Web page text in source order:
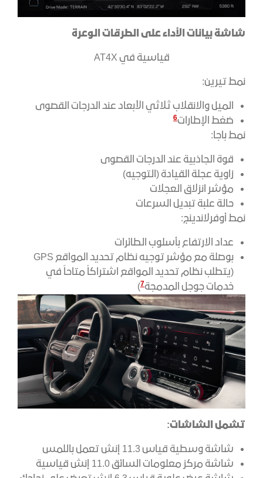
شاشة بيانات الأداء على الطرقات الوعرة
قياسية في AT4X
نمط تيرين:
الميل والانقلاب ثلاثي الأبعاد عند الدرجات القصوى
ضغط الإطارات6
نمط باجا:
قوة الجاذبية عند الدرجات القصوى
زاوية عجلة القيادة (التوجيه)
مؤشر انزلاق العجلات
حالة علبة تبديل السرعات
نمط أوفرلاندينج:
عداد الارتفاع بأسلوب الطائرات
بوصلة مع مؤشر توجيه نظام تحديد المواقع GPS
(يتطلب نظام تحديد المواقع اشتراكاً متاحاً في
خدمات جوجل المدمجة7
)
تشمل الشاشات:
شاشة وسطية قياس 11.3 إنش تعمل باللمس
شاشة مركز معلومات السائق 11.0 إنش قياسية